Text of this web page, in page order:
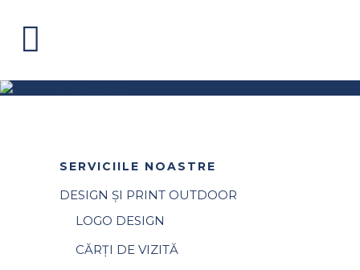
SERVICIILE NOASTRE
DESIGN ȘI PRINT OUTDOOR
LOGO DESIGN
CĂRȚI DE VIZITĂ